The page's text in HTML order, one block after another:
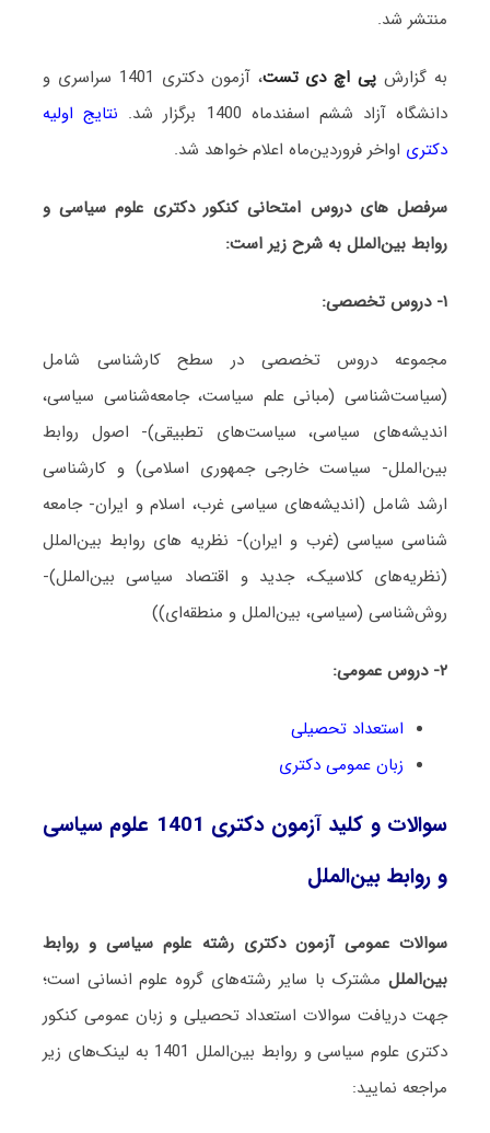
منتشر شد.
به گزارشپی اچ دی تست
، آزمون دکتری 1401 سراسری و
دانشگاه آزاد ششم اسفندماه 1400 برگزار شد.
نتایج اولیه
دکتری اواخر فروردین‌ماه اعلام خواهد شد.
سرفصل های دروس امتحانی کنکور دکتری علوم سیاسی و
روابط بین‌الملل به شرح زیر است:
۱- دروس تخصصی:
مجموعه دروس تخصصی در سطح کارشناسی شامل
(سیاست‌شناسی (مبانی علم سیاست، جامعه‌شناسی سیاسی،
اندیشه‌های سیاسی، سیاست‌های تطبیقی)- اصول روابط
بین‌الملل- سیاست خارجی جمهوری اسلامی) و کارشناسی
ارشد شامل (اندیشه‌های سیاسی غرب، اسلام و ایران- جامعه
شناسی سیاسی (غرب و ایران)- نظریه های روابط بین‌الملل
(نظریه‌های کلاسیک، جدید و اقتصاد سیاسی بین‌الملل)-
روش‌شناسی (سیاسی، بین‌الملل و منطقه‌ای))
۲- دروس عمومی:
استعداد تحصیلی
زبان عمومی دکتری
سوالات و کلید آزمون دکتری 1401 علوم سیاسی
و روابط بین‌الملل
سوالات عمومی آزمون دکتری رشته علوم سیاسی و روابط
بین‌المللمشترک با سایر رشته‌های گروه علوم انسانی است؛
جهت دریافت سوالات استعداد تحصیلی و زبان عمومی کنکور
دکتری علوم سیاسی و روابط بین‌الملل 1401 به لینک‌های زیر
مراجعه نمایید: